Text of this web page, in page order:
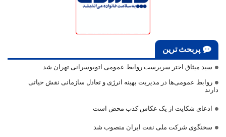
پربحث ترین
سید میثاق اختر سرپرست روابط عمومی اتوبوسرانی تهران شد
روابط عمومی‌ها در مدیریت بهینه انرژی و تعادل سازمانی نقش حیاتی
دارند
ادعای شکایت از یک عکاس کذب محض است
سخنگوی شرکت ملی نفت ایران منصوب شد